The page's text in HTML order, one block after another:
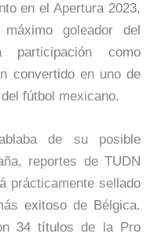
en el Apertura 2023,
goleador del
como
convertido en uno de
fútbol mexicano.
de su posible
reportes de TUDN
prácticamente sellado
exitoso de Bélgica.
34 títulos de la Pro